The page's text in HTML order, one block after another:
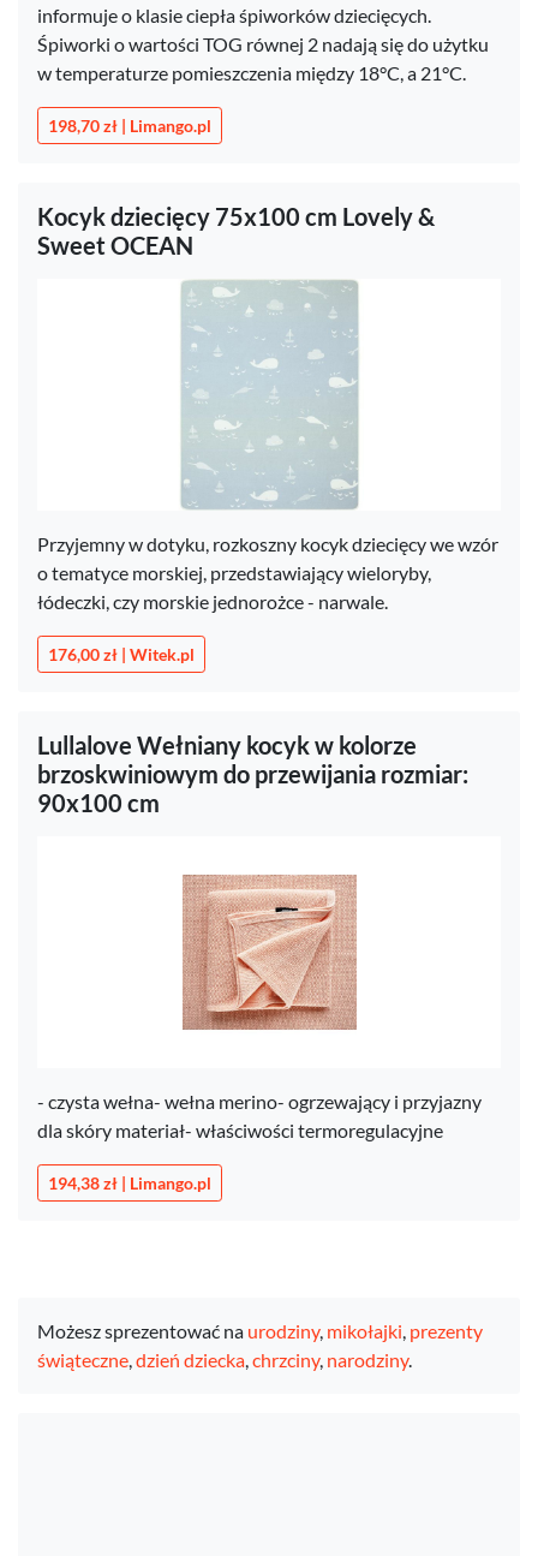
informuje o klasie ciepła śpiworków dziecięcych.
Śpiworki o wartości TOG równej 2 nadają się do użytku
w temperaturze pomieszczenia między 18°C, a 21°C.
198,70 zł | Limango.pl
Kocyk dziecięcy 75x100 cm Lovely &
Sweet OCEAN
Przyjemny w dotyku, rozkoszny kocyk dziecięcy we wzór
o tematyce morskiej, przedstawiający wieloryby,
łódeczki, czy morskie jednorożce - narwale.
176,00 zł | Witek.pl
Lullalove Wełniany kocyk w kolorze
brzoskwiniowym do przewijania rozmiar:
90x100 cm
- czysta wełna- wełna merino- ogrzewający i przyjazny
dla skóry materiał- właściwości termoregulacyjne
194,38 zł | Limango.pl
Możesz sprezentować na urodziny, mikołajki, prezenty
świąteczne,dzień dziecka,chrzciny, narodziny.